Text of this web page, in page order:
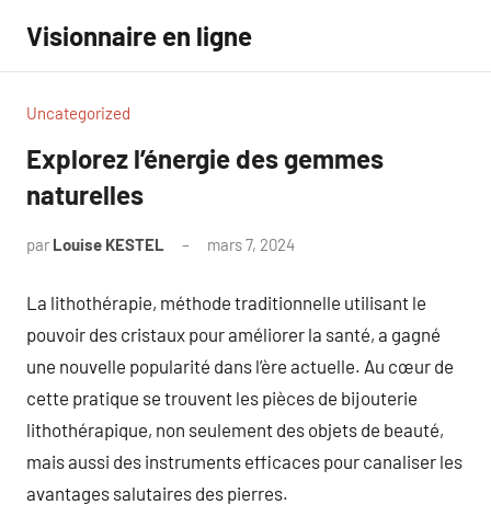
contenu
Visionnaire en ligne
Uncategorized
Explorez l’énergie des gemmes
naturelles
par Louise KESTEL mars 7, 2024
La lithothérapie, méthode traditionnelle utilisant le
pouvoir des cristaux pour améliorer la santé, a gagné
une nouvelle popularité dans l’ère actuelle. Au cœur de
cette pratique se trouvent les pièces de bijouterie
lithothérapique, non seulement des objets de beauté,
mais aussi des instruments efficaces pour canaliser les
avantages salutaires des pierres.